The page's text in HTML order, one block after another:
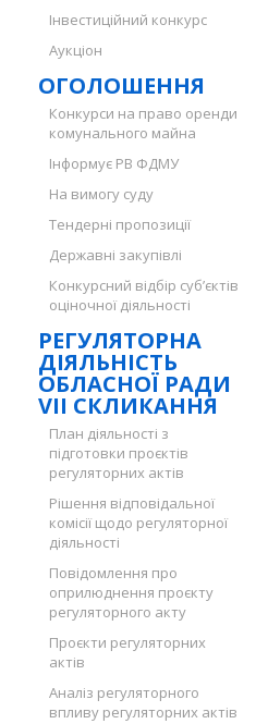
Інвестиційний конкурс
Аукціон
ОГОЛОШЕННЯ
Конкурси на право оренди
комунального майна
Інформує РВ ФДМУ
На вимогу суду
Тендерні пропозиції
Державні закупівлі
Конкурсний відбір суб’єктів
оціночної діяльності
РЕГУЛЯТОРНА
ДІЯЛЬНІСТЬ
ОБЛАСНОЇ РАДИ
VII СКЛИКАННЯ
План діяльності з
підготовки проєктів
регуляторних актів
Рішення відповідальної
комісії щодо регуляторної
діяльності
Повідомлення про
оприлюднення проєкту
регуляторного акту
Проєкти регуляторних
актів
Аналіз регуляторного
впливу регуляторних актів